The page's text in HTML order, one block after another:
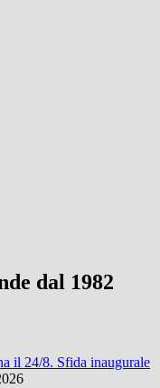
dal 1982
il 24/8. Sfida inaugurale